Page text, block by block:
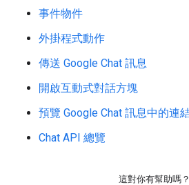
事件物件
外掛程式動作
傳送 Google Chat 訊息
開啟互動式對話方塊
預覽 Google Chat 訊息中的連
Chat API 總覽
這對你有幫助嗎？